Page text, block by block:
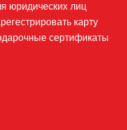
юридических лиц
карту
сертификаты